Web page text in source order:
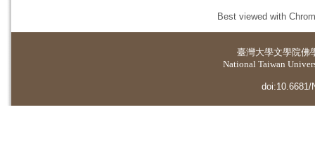
Best viewed with
臺灣大學文學院佛
National Taiwan
doi:10.6681/